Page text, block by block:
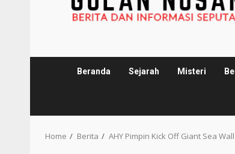
Beranda Sejarah Misteri
Home Berita AHY Pimpin Kick Off Giant Sea